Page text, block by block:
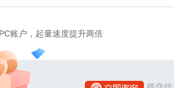
账户，起量速度提升两倍